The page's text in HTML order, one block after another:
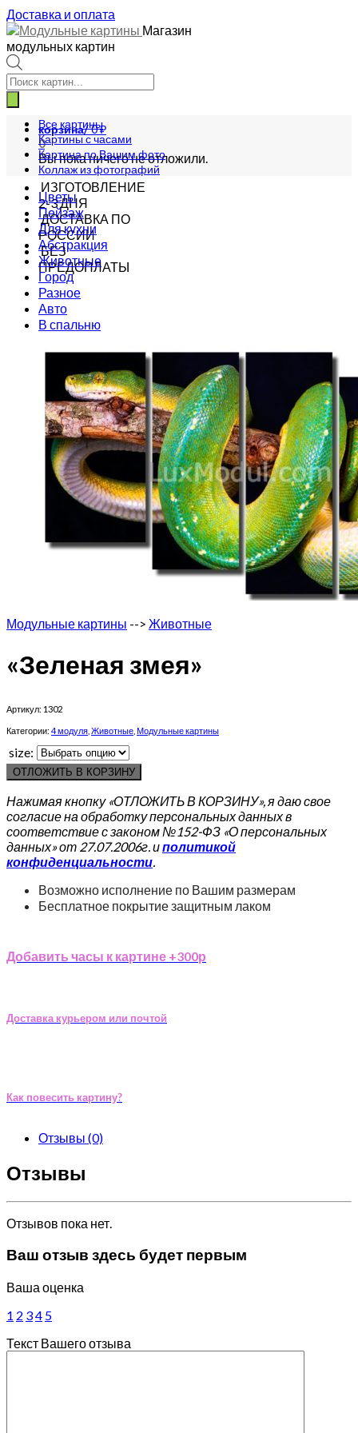
Доставка и оплата
Магазин
модульных картин
Поиск
товаров
корзина/0₽
0
Вы пока ничего не отложили.
ИЗГОТОВЛЕНИЕ
2-3 ДНЯ
ДОСТАВКА ПО
РОССИИ
БЕЗ
ПРЕДОПЛАТЫ
Все картины
Картины с часами
Картина по Вашим фото
Коллаж из фотографий
Цветы
Пейзаж
Для кухни
Абстракция
Животные
Город
Разное
Авто
В спальню
Модульные картины --> Животные
«Зеленая змея»
Артикул: 1302
Категории: 4 модуля Животные Модульные картины
size:
ОТЛОЖИТЬ В КОРЗИНУ
Нажимая кнопку «ОТЛОЖИТЬ В КОРЗИНУ», я даю свое
согласие на обработку персональных данных в
соответствие с законом №152-ФЗ «О персональных
данных» от 27.07.2006г. иполитикой
конфиденциальности.
Возможно исполнение по Вашим размерам
Бесплатное покрытие защитным лаком
Добавить часы к картине +300р
Доставка курьером или почтой
Как повесить картину?
Отзывы (0)
Отзывы
Отзывов пока нет.
Ваш отзыв здесь будет первым
Ваша оценка
1 2 34 5
Текст Вашего отзыва